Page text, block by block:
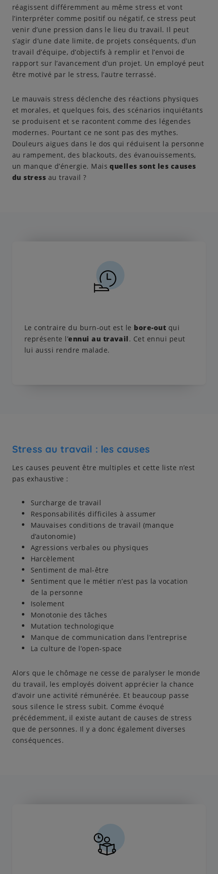
réagissent différemment au même stress et vont
l’interpréter comme positif ou négatif, ce stress peut
venir d’une pression dans le lieu du travail. Il peut
s’agir d’une date limite, de projets conséquents, d’un
travail d’équipe, d’objectifs à remplir et l’envoi de
rapport sur l’avancement d’un projet. Un employé peut
être motivé par le stress, l’autre terrassé.
Le mauvais stress déclenche des réactions physiques
et morales, et quelques fois, des scénarios inquiétants
se produisent et se racontent comme des légendes
modernes. Pourtant ce ne sont pas des mythes.
Douleurs aigues dans le dos qui réduisent la personne
au rampement, des blackouts, des évanouissements,
un manque d’énergie. Maisquelles sont les causes
du stress au travail ?
Le contraire du burn-out est le bore-out qui
représente l’ennui au travail. Cet ennui peut
lui aussi rendre malade.
Stress au travail : les causes
Les causes peuvent être multiples et cette liste n’est
pas exhaustive :
Surcharge de travail
Responsabilités difficiles à assumer
Mauvaises conditions de travail (manque
d’autonomie)
Agressions verbales ou physiques
Harcèlement
Sentiment de mal-être
Sentiment que le métier n’est pas la vocation
de la personne
Isolement
Monotonie des tâches
Mutation technologique
Manque de communication dans l’entreprise
La culture de l’open-space
Alors que le chômage ne cesse de paralyser le monde
du travail, les employés doivent apprécier la chance
d’avoir une activité rémunérée. Et beaucoup passe
sous silence le stress subit. Comme évoqué
précédemment, il existe autant de causes de stress
que de personnes. Il y a donc également diverses
conséquences.